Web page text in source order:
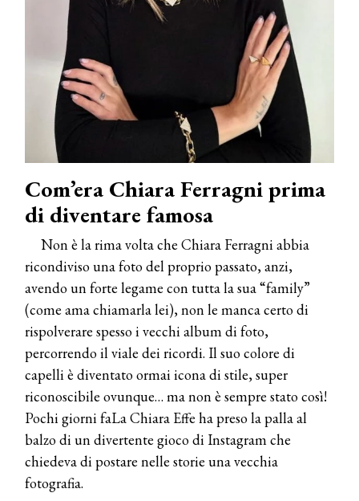
Com’era Chiara Ferragni prima
di diventare famosa
Non è la rima volta che Chiara Ferragni abbia
ricondiviso una foto del proprio passato, anzi,
avendo un forte legame con tutta la sua “family”
(come ama chiamarla lei), non le manca certo di
rispolverare spesso i vecchi album di foto,
percorrendo il viale dei ricordi. Il suo colore di
capelli è diventato ormai icona di stile, super
riconoscibile ovunque… ma non è sempre stato così!
Pochi giorni faLa Chiara Effe ha preso la palla al
balzo di un divertente gioco di Instagram che
chiedeva di postare nelle storie una vecchia
fotografia.